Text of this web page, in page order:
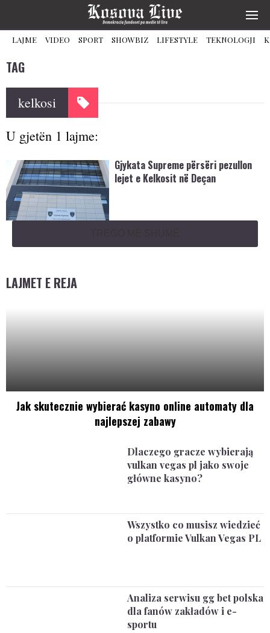
LAJME VIDEO SPORT SHOWBIZ LIFESTYLE TEKNOLOGJI
TAG
kelkosi
U gjetën 1 lajme:
Gjykata Supreme përsëri pezullon
lejet e Kelkosit në Deçan
LAJMET E REJA
Jak skutecznie wybierać kasyno online automaty dla
najlepszej zabawy
Dlaczego gracze wybierają
vulkan vegas pl jako swoje
główne kasyno?
Wszystko co musisz wiedzieć
o platformie Vulkan Vegas PL
Analiza serwisu gg bet polska
dla fanów zakładów i e-
sportu